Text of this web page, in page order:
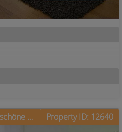
Wiesbaden: Pfahlerstraße, schöne Einliegerwohnung mit Terrasse Property ID: 12640